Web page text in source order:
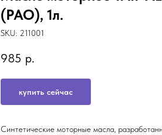
(PAO), 1л.
SKU: 211001
985 р.
купить сейчас
Синтетические моторные масла,